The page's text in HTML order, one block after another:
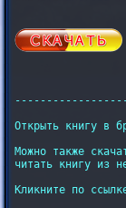
Открыть книгу в
Можно также
читать книгу из
Кликните по